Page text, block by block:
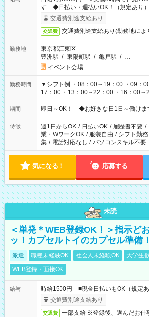
す ◆日払い・週払いOK！（規定あり
も異なります
交通費別途支給あり
交通費 交通費別途支給あり(勤務地によ
勤務地
東京都江東区
豊洲駅 / 東陽町駅 / 亀戸駅 / …
イベント会場
勤務時間
▼シフト例 ・08：00～19：00 ・09：
17：00 ・13：00～22：00 ・16：00～21：00 など
仕事により勤務時間が異なります
期間 即日～OK！ ◆お好きな日1日～働け
特徴 週1日からOK / 日払いOK / 履歴書不要 /
業・WワークOK / 服装自由 / シフト勤務
集 / 電話対応なし / パソコンスキル不要
気になる！ 応募する
未読
＜単発＊WEB登録OK！＞指示ど
ッ！カプセルトイのカプセル準備！
派遣 職種未経験OK 社会人未経験OK 大学生
WEB登録・面接OK
給与
時給1500円 ■現金日払いもOK（規定あ
交通費別途支給あり
交通費
一部支給 ※登録後、選んだお仕